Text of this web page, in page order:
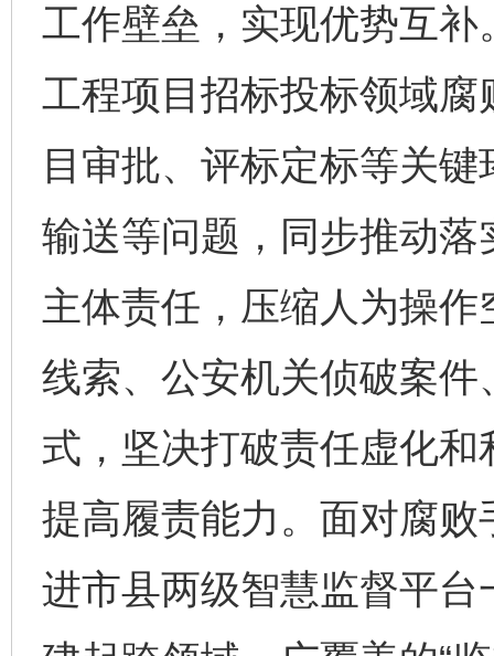
工作壁垒，实现优势互
工程项目招标投标领域
目审批、评标定标等关
输送等问题，同步推动落
主体责任，压缩人为操
线索、公安机关侦破案件
式，坚决打破责任虚化
提高履责能力。面对腐
进市县两级智慧监督平